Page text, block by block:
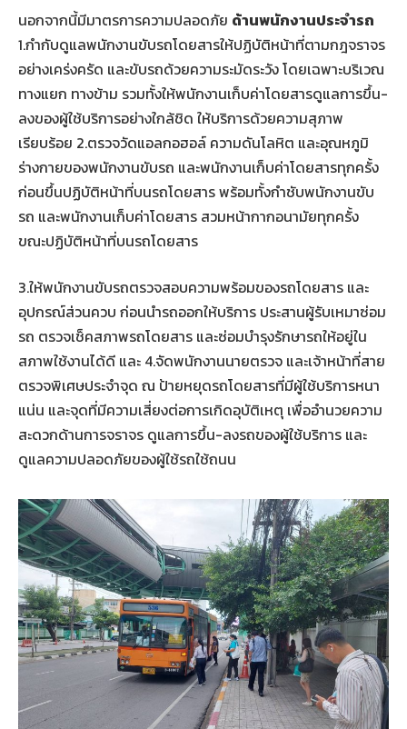
นอกจากนี้มีมาตรการความปลอดภัย ด้านพนักงานประจำรถ
1.กำกับดูแลพนักงานขับรถโดยสารให้ปฏิบัติหน้าที่ตามกฎจราจร
อย่างเคร่งครัด และขับรถด้วยความระมัดระวัง โดยเฉพาะบริเวณ
ทางแยก ทางข้าม รวมทั้งให้พนักงานเก็บค่าโดยสารดูแลการขึ้น-
ลงของผู้ใช้บริการอย่างใกล้ชิด ให้บริการด้วยความสุภาพ
เรียบร้อย 2.ตรวจวัดแอลกอฮอล์ ความดันโลหิต และอุณหภูมิ
ร่างกายของพนักงานขับรถ และพนักงานเก็บค่าโดยสารทุกครั้ง
ก่อนขึ้นปฏิบัติหน้าที่บนรถโดยสาร พร้อมทั้งกำชับพนักงานขับ
รถ และพนักงานเก็บค่าโดยสาร สวมหน้ากากอนามัยทุกครั้ง
ขณะปฏิบัติหน้าที่บนรถโดยสาร
3.ให้พนักงานขับรถตรวจสอบความพร้อมของรถโดยสาร และ
อุปกรณ์ส่วนควบ ก่อนนำรถออกให้บริการ ประสานผู้รับเหมาซ่อม
รถ ตรวจเช็คสภาพรถโดยสาร และซ่อมบำรุงรักษารถให้อยู่ใน
สภาพใช้งานได้ดี และ 4.จัดพนักงานนายตรวจ และเจ้าหน้าที่สาย
ตรวจพิเศษประจำจุด ณ ป้ายหยุดรถโดยสารที่มีผู้ใช้บริการหนา
แน่น และจุดที่มีความเสี่ยงต่อการเกิดอุบัติเหตุ เพื่ออำนวยความ
สะดวกด้านการจราจร ดูแลการขึ้น-ลงรถของผู้ใช้บริการ และ
ดูแลความปลอดภัยของผู้ใช้รถใช้ถนน